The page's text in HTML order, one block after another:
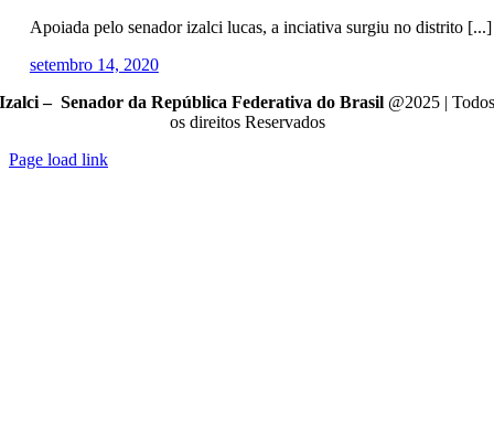
Apoiada pelo senador izalci lucas, a inciativa surgiu no distrito [...]
setembro 14, 2020
Izalci – Senador da República Federativa do Brasil @2025 | Todos
os direitos Reservados
Page load link